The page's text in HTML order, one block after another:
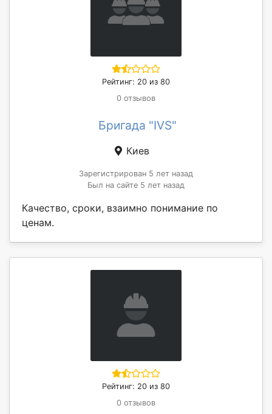
Рейтинг: 20 из 80
0 отзывов
Бригада "IVS"
Киев
Зарегистрирован 5 лет назад
Был на сайте 5 лет назад
Качество, сроки, взаимно понимание по
ценам.
Рейтинг: 20 из 80
0 отзывов